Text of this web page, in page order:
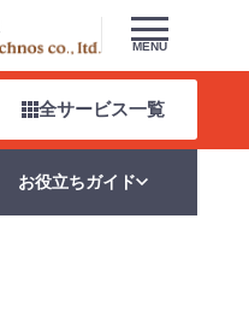
MENU
全サービス一覧
お役立ちガイド